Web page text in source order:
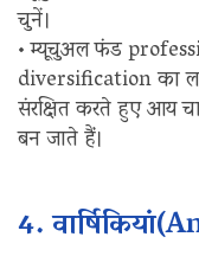
चुनें।
• म्यूचुअल फंड
diversification का
संरक्षित करते हुए आय
बन जाते हैं।
4.